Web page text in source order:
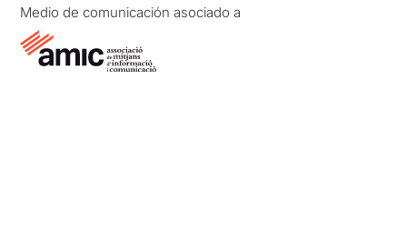
Medio de comunicación asociado a